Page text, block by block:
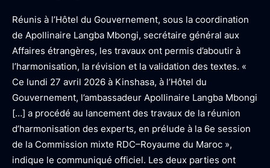
Réunis à l’Hôtel du Gouvernement, sous la coordination
de Apollinaire Langba Mbongi, secrétaire général aux
Affaires étrangères, les travaux ont permis d’aboutir à
l’harmonisation, la révision et la validation des textes. «
Ce lundi 27 avril 2026 à Kinshasa, à l’Hôtel du
Gouvernement, l’ambassadeur Apollinaire Langba Mbongi
[…] a procédé au lancement des travaux de la réunion
d’harmonisation des experts, en prélude à la 6e session
de la Commission mixte RDC–Royaume du Maroc »,
indique le communiqué officiel. Les deux parties ont